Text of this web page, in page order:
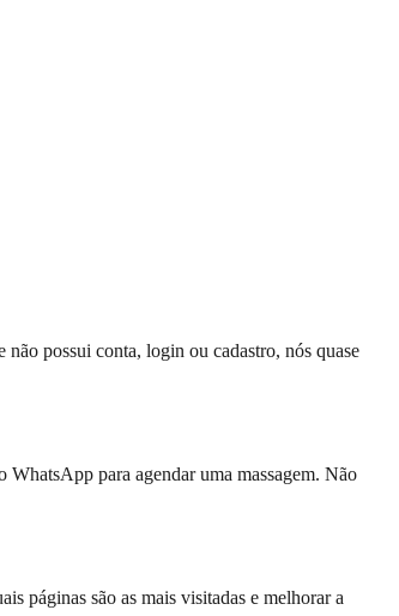
possui conta, login ou cadastro, nós quase
WhatsApp para agendar uma massagem. Não
páginas são as mais visitadas e melhorar a